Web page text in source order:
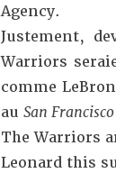
Agency.
Justement,
Warriors
comme
au San
The Warriors
Leonard this